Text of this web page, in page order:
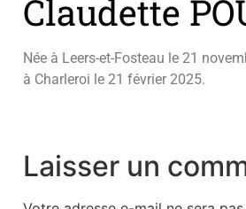
Claudette
Née à Leers-et-Fosteau le 21
à Charleroi le 21 février 2025.
Laisser un